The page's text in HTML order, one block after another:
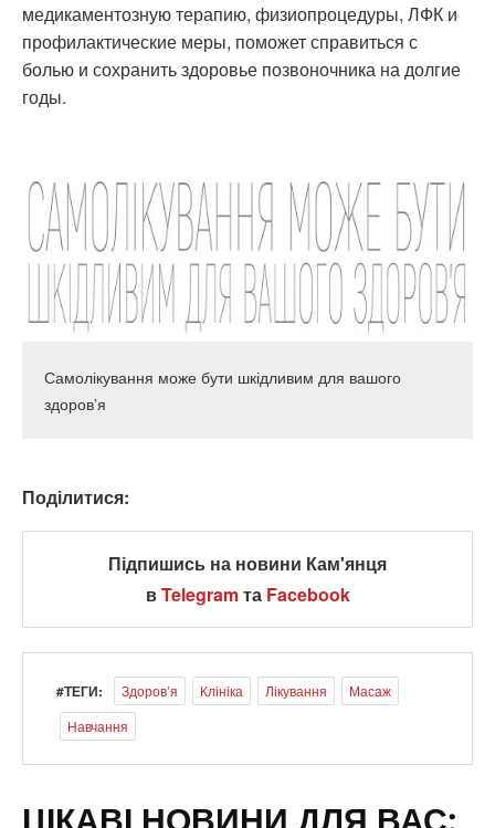
медикаментозную терапию, физиопроцедуры, ЛФК и
профилактические меры, поможет справиться с
болью и сохранить здоровье позвоночника на долгие
годы.
Самолікування може бути шкідливим для вашого
здоровʼя
Поділитися:
Підпишись на новини Кам'янця
вTelegramта Facebook
#ТЕГИ: Здоровʼя Клініка Лікування
Масаж
Навчання